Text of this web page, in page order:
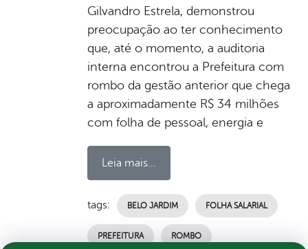
Gilvandro Estrela, demonstrou
preocupação ao ter conhecimento
que, até o momento, a auditoria
interna encontrou a Prefeitura com
rombo da gestão anterior que chega
a aproximadamente R$ 34 milhões
com folha de pessoal, energia e
Leia mais...
tags: BELO JARDIM FOLHA SALARIAL
PREFEITURA ROMBO